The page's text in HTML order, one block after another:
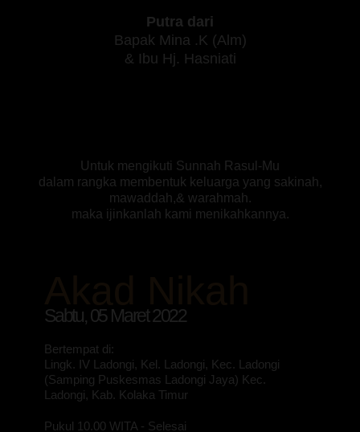
Putra dari
Bapak Mina .K (Alm)
& Ibu Hj. Hasniati
Untuk mengikuti Sunnah Rasul-Mu
dalam rangka membentuk keluarga yang sakinah,
mawaddah,& warahmah.
maka ijinkanlah kami menikahkannya.
Sabtu, 05 Maret 2022
Bertempat di:
Lingk. IV Ladongi, Kel. Ladongi, Kec. Ladongi
(Samping Puskesmas Ladongi Jaya) Kec.
Ladongi, Kab. Kolaka Timur
Pukul 10.00 WITA - Selesai